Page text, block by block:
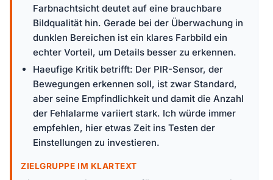
Farbnachtsicht deutet auf eine brauchbare
Bildqualität hin. Gerade bei der Überwachung in
dunklen Bereichen ist ein klares Farbbild ein
echter Vorteil, um Details besser zu erkennen.
Haeufige Kritik betrifft: Der PIR-Sensor, der
Bewegungen erkennen soll, ist zwar Standard,
aber seine Empfindlichkeit und damit die Anzahl
der Fehlalarme variiert stark. Ich würde immer
empfehlen, hier etwas Zeit ins Testen der
Einstellungen zu investieren.
ZIELGRUPPE IM KLARTEXT